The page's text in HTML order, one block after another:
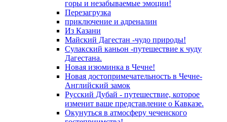
горы и незабываемые эмоции!
Перезагрузка
приключение и адреналин
Из Казани
Майский Дагестан -чудо природы!
Сулакский каньон -путешествие к чуду
Дагестана.
Новая изюминка в Чечне!
Новая достопримечательность в Чечне-
Английский замок
Русский Дубай - путешествие, которое
изменит ваше представление о Кавказе.
Окунуться в атмосферу чеченского